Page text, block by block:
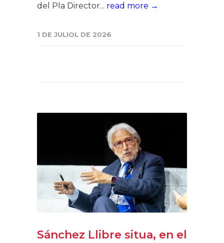
del Pla Director... read more →
1 DE JULIOL DE 2026
Sánchez Llibre situa, en el